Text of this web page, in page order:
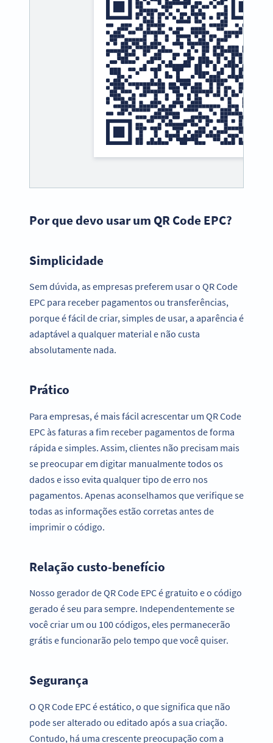
Por que devo usar um QR Code EPC?
Simplicidade
Sem dúvida, as empresas preferem usar o QR Code
EPC para receber pagamentos ou transferências,
porque é fácil de criar, simples de usar, a aparência é
adaptável a qualquer material e não custa
absolutamente nada.
Prático
Para empresas, é mais fácil acrescentar um QR Code
EPC às faturas a fim receber pagamentos de forma
rápida e simples. Assim, clientes não precisam mais
se preocupar em digitar manualmente todos os
dados e isso evita qualquer tipo de erro nos
pagamentos. Apenas aconselhamos que verifique se
todas as informações estão corretas antes de
imprimir o código.
Relação custo-benefício
Nosso gerador de QR Code EPC é gratuito e o código
gerado é seu para sempre. Independentemente se
você criar um ou 100 códigos, eles permanecerão
grátis e funcionarão pelo tempo que você quiser.
Segurança
O QR Code EPC é estático, o que significa que não
pode ser alterado ou editado após a sua criação.
Contudo, há uma crescente preocupação com a